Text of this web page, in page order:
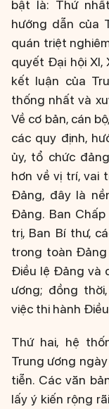
bật là: Thứ
hướng dẫn của
quán triệt
quyết Đại hội XI,
kết luận của
thống nhất và
Về cơ bản, cán
các quy định,
ủy, tổ chức
hơn về vị trí, vai
Đảng, đây là
Đảng. Ban
trị, Ban Bí thư,
trong toàn Đảng
Điều lệ Đảng và
ương; đồng
việc thi hành
Thứ hai, hệ
Trung ương
tiễn. Các văn
lấy ý kiến rộng